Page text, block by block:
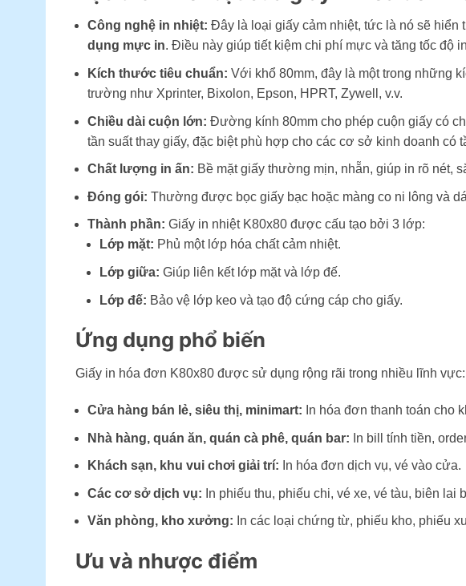
Công nghệ in nhiệt: Đây là loại giấy cảm nhiệt, tức là nó sẽ
dụng mực in. Điều này giúp tiết kiệm chi phí mực và tăng tốc độ
Kích thước tiêu chuẩn: Với khổ 80mm, đây là một trong những
trường như Xprinter, Bixolon, Epson, HPRT, Zywell, v.v.
Chiều dài cuộn lớn: Đường kính 80mm cho phép cuộn giấy có
tần suất thay giấy, đặc biệt phù hợp cho các cơ sở kinh doanh có
Chất lượng in ấn: Bề mặt giấy thường mịn, nhẵn, giúp in rõ nét,
Đóng gói: Thường được bọc giấy bạc hoặc màng co ni lông và
Thành phần: Giấy in nhiệt K80x80 được cấu tạo bởi 3 lớp:
Lớp mặt: Phủ một lớp hóa chất cảm nhiệt.
Lớp giữa: Giúp liên kết lớp mặt và lớp đế.
Lớp đế: Bảo vệ lớp keo và tạo độ cứng cáp cho giấy.
Ứng dụng phổ biến
Giấy in hóa đơn K80x80 được sử dụng rộng rãi trong nhiều lĩnh vực:
Cửa hàng bán lẻ, siêu thị, minimart: In hóa đơn thanh toán cho
Nhà hàng, quán ăn, quán cà phê, quán bar: In bill tính tiền,
Khách sạn, khu vui chơi giải trí: In hóa đơn dịch vụ, vé vào cửa.
Các cơ sở dịch vụ: In phiếu thu, phiếu chi, vé xe, vé tàu, biên
Văn phòng, kho xưởng: In các loại chứng từ, phiếu kho, phiếu
Ưu và nhược điểm